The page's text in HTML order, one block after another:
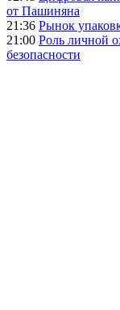
от Пашиняна
21:36 Рынок
21:00 Роль личной
безопасности